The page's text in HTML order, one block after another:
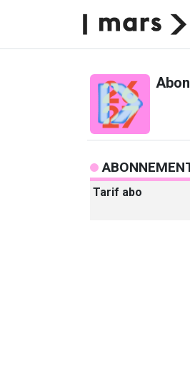
Tarif abo